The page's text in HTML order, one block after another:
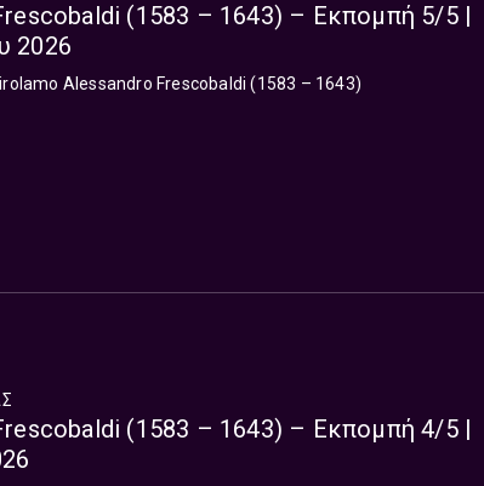
(1583 – 1643) – Εκπομπή 5/5 |
2026
Alessandro Frescobaldi (1583 – 1643)
(1583 – 1643) – Εκπομπή 4/5 |